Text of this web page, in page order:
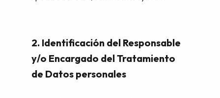
2. Identificación del Responsable
y/o Encargado del Tratamiento
de Datos personales